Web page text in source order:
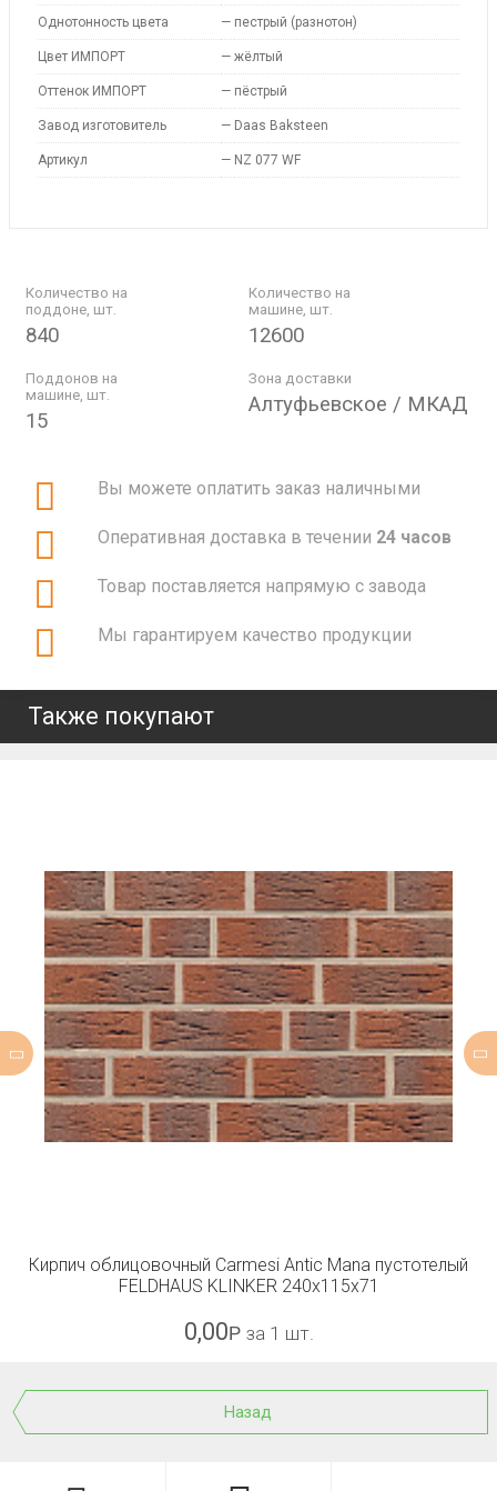
Однотонность цвета — пестрый (разнотон)
Цвет ИМПОРТ — жёлтый
Оттенок ИМПОРТ — пёстрый
Завод изготовитель — Daas Baksteen
Артикул — NZ 077 WF
Количество на
поддоне, шт.
840
Количество на
машине, шт.
12600
Поддонов на
машине, шт.
15
Зона доставки
Алтуфьевское / МКАД
Вы можете оплатить заказ наличными
Оперативная доставка в течении 24 часов
Товар поставляется напрямую с завода
Мы гарантируем качество продукции
Также покупают
Кирпич облицовочный Carmesi Antic Mana пустотелый
FELDHAUS KLINKER 240x115x71
0,00Р за 1 шт.
Назад